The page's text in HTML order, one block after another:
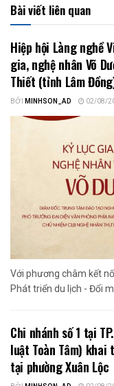
Bài viết liên quan
Hiệp hội Làng nghề
gia, nghệ nhân Võ
Thiết (tỉnh Lâm
BỞI MINHSON_AD 02/08/
Với phương châm kết
Phát triển du lịch - Đổi
Chi nhánh số 1 tại
luật Toàn Tâm)
tại phường Xuân Lộc